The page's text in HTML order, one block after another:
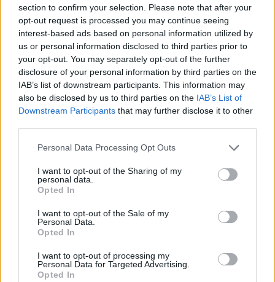
section to confirm your selection. Please note that after your
opt-out request is processed you may continue seeing
interest-based ads based on personal information utilized by
us or personal information disclosed to third parties prior to
your opt-out. You may separately opt-out of the further
disclosure of your personal information by third parties on the
IAB’s list of downstream participants. This information may
also be disclosed by us to third parties on the IAB’s List of
Downstream Participants that may further disclose it to other
Personal Data Processing Opt Outs
I want to opt-out of the Sharing of my
personal data.
Opted In
I want to opt-out of the Sale of my
Personal Data.
Opted In
I want to opt-out of processing my
Personal Data for Targeted Advertising.
Opted In
A vitorlavirág ideális szobanövény, hiszen kiválóan tűri a meleget